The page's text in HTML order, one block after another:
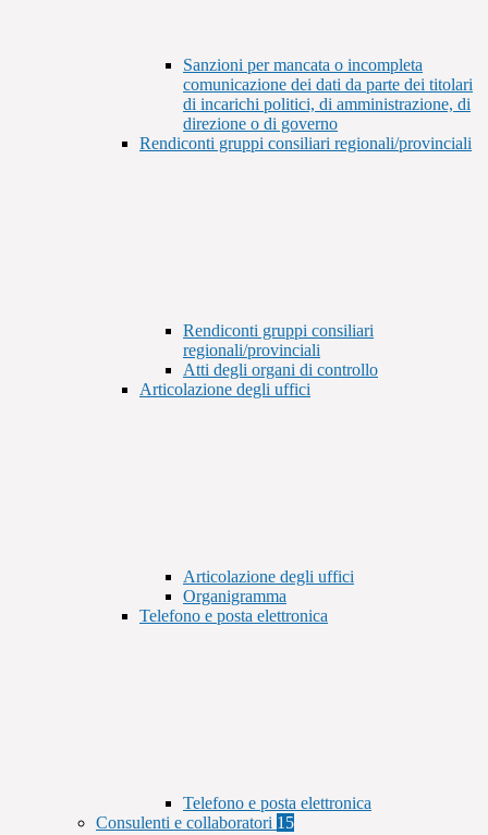
Sanzioni per mancata o incompleta
comunicazione dei dati da parte dei titolari
di incarichi politici, di amministrazione, di
direzione o di governo
Rendiconti gruppi consiliari regionali/provinciali
Rendiconti gruppi consiliari
regionali/provinciali
Atti degli organi di controllo
Articolazione degli uffici
Articolazione degli uffici
Organigramma
Telefono e posta elettronica
Telefono e posta elettronica
Consulenti e collaboratori 15